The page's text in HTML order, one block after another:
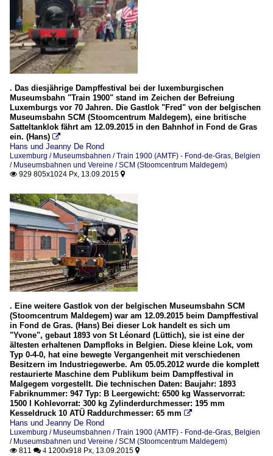
. Das diesjährige Dampffestival bei der luxemburgischen
Museumsbahn "Train 1900" stand im Zeichen der Befreiung
Luxemburgs vor 70 Jahren. Die Gastlok "Fred" von der belgischen
Museumsbahn SCM (Stoomcentrum Maldegem), eine britische
Satteltanklok fährt am 12.09.2015 in den Bahnhof in Fond de Gras
ein. (Hans) 
Hans und Jeanny De Rond
Luxemburg / Museumsbahnen / Train 1900 (AMTF) - Fond-de-Gras, Belgien
/ Museumsbahnen und Vereine / SCM (Stoomcentrum Maldegem)
 929 805x1024 Px, 13.09.2015 
. Eine weitere Gastlok von der belgischen Museumsbahn SCM
(Stoomcentrum Maldegem) war am 12.09.2015 beim Dampffestival
in Fond de Gras. (Hans) Bei dieser Lok handelt es sich um
"Yvone", gebaut 1893 von St Léonard (Lüttich), sie ist eine der
ältesten erhaltenen Dampfloks in Belgien. Diese kleine Lok, vom
Typ 0-4-0, hat eine bewegte Vergangenheit mit verschiedenen
Besitzern im Industriegewerbe. Am 05.05.2012 wurde die komplett
restaurierte Maschine dem Publikum beim Dampffestival in
Malgegem vorgestellt. Die technischen Daten: Baujahr: 1893
Fabriknummer: 947 Typ: B Leergewicht: 6500 kg Wasservorrat:
1500 l Kohlevorrat: 300 kg Zylinderdurchmesser: 195 mm
Kesseldruck 10 ATÜ Raddurchmesser: 65 mm 
Hans und Jeanny De Rond
Luxemburg / Museumsbahnen / Train 1900 (AMTF) - Fond-de-Gras, Belgien
/ Museumsbahnen und Vereine / SCM (Stoomcentrum Maldegem)
 811  4 1200x918 Px, 13.09.2015 